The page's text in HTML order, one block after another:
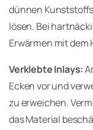
dünnen
lösen. Bei
Erwärmen mit
Verklebte Inlays:
Ecken vor und
zu erweichen.
das Material